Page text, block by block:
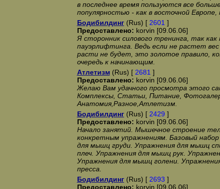
в последнее время пользуются все
популярностью - как в восточной
Бодибилдинг(Rus) [ 2601 ]
Предоставлено: korvin [09.06.06]
Я сторонник силового тренинга, так как
пауэрлифтинга. Ведь если не растет
расти не будет, это золотое правило,
очередь к начинающим.
Атлетизм(Rus) [ 2681 ]
Предоставлено: korvin [09.06.06]
Желаю Вам удачного просмотра этого
Комплексы, Статьи, Питание,
Анатомия,Разное,Атлетизм.
Бодибилдинг(Rus) [ 2429 ]
Предоставлено: korvin [09.06.06]
Начало занятий. Мышечное строение
конкретным упражнениям. Базовый
для мышц груди. Упражнения для мышц
плеч. Упражнения для мышц рук.
Упражнения для мышц голени.
пресса.
Бодибилдинг(Rus) [ 2693 ]
Предоставлено: korvin [09.06.06]